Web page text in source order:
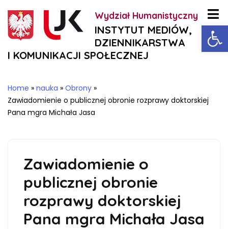
Wydział Humanistyczny
INSTYTUT MEDIÓW,
DZIENNIKARSTWA
I KOMUNIKACJI SPOŁECZNEJ
Home » nauka » Obrony »
Zawiadomienie o publicznej obronie rozprawy doktorskiej
Pana mgra Michała Jasa
Zawiadomienie o
publicznej obronie
rozprawy doktorskiej
Pana mgra Michała Jasa